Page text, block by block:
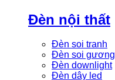
Đèn nội thất
Đèn soi tranh
Đèn soi gương
Đèn downlight
Đèn dây led